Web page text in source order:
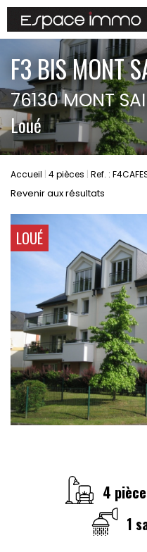
Le
F3 BIS MONT
76130 MONT
Loué
Accueil 4 pièces Ref. :
Revenir aux résultats
LOUÉ
4
1